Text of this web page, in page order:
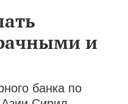
и
банка по